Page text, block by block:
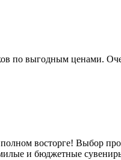
по выгодным ценами.
восторге! Выбор
и бюджетные